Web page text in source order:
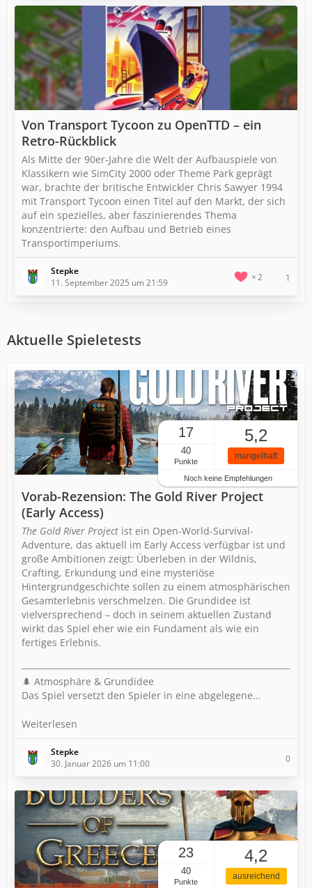
Von Transport Tycoon zu OpenTTD – ein
Retro-Rückblick
Als Mitte der 90er-Jahre die Welt der Aufbauspiele von
Klassikern wie SimCity 2000 oder Theme Park geprägt
war, brachte der britische Entwickler Chris Sawyer 1994
mit Transport Tycoon einen Titel auf den Markt, der sich
auf ein spezielles, aber faszinierendes Thema
konzentrierte: den Aufbau und Betrieb eines
Transportimperiums.
Stepke
11. September 2025 um 21:59
2 1
Aktuelle Spieletests
17
40
Punkte
5,2
mangelhaft
Noch keine Empfehlungen
Vorab-Rezension: The Gold River Project
(Early Access)
The Gold River Project ist ein Open-World-Survival-
Adventure, das aktuell im Early Access verfügbar ist und
große Ambitionen zeigt: Überleben in der Wildnis,
Crafting, Erkundung und eine mysteriöse
Hintergrundgeschichte sollen zu einem atmosphärischen
Gesamterlebnis verschmelzen. Die Grundidee ist
vielversprechend – doch in seinem aktuellen Zustand
wirkt das Spiel eher wie ein Fundament als wie ein
fertiges Erlebnis.
🌲 Atmosphäre & Grundidee
Das Spiel versetzt den Spieler in eine abgelegene…
Weiterlesen
Stepke
30. Januar 2026 um 11:00
0
23
40
Punkte
4,2
ausreichend